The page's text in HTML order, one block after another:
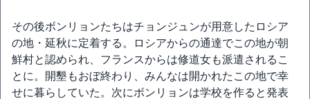
その後ボンリョンたちはチョンジュンが用意したロシア
の地・延秋に定着する。ロシアからの通達でこの地が朝
鮮村と認められ、フランスからは修道女も派遣されるこ
とに。開墾もおぼ終わり、みんなは開かれたこの地で幸
せに暮らしていた。次にボンリョンは学校を作ると発表